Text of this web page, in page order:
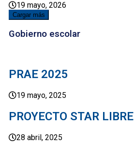
19 mayo, 2026
Cargar más
Gobierno escolar
PRAE 2025
19 mayo, 2025
PROYECTO STAR LIBRE
28 abril, 2025